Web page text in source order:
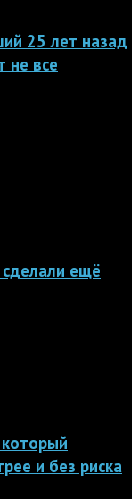
25 лет назад
не все
ещё
и без риска